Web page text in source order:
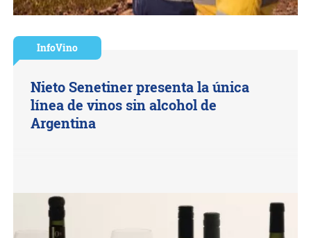
InfoVino
Nieto Senetiner presenta la única
línea de vinos sin alcohol de
Argentina